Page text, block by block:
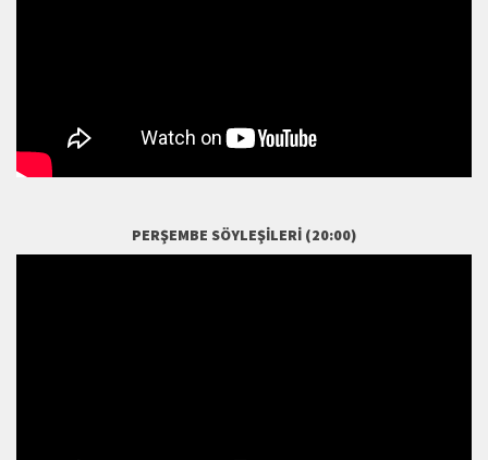
PERŞEMBE SÖYLEŞILERI (20:00)